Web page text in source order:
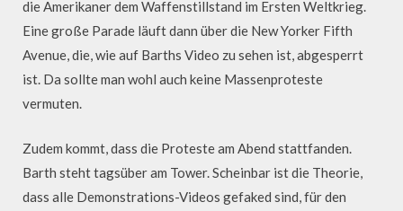
die Amerikaner dem Waffenstillstand im Ersten Weltkrieg.
Eine große Parade läuft dann über die New Yorker Fifth
Avenue, die, wie auf Barths Video zu sehen ist, abgesperrt
ist. Da sollte man wohl auch keine Massenproteste
vermuten.
Zudem kommt, dass die Proteste am Abend stattfanden.
Barth steht tagsüber am Tower. Scheinbar ist die Theorie,
dass alle Demonstrations-Videos gefaked sind, für den